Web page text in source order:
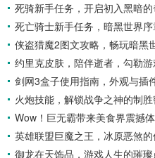
和落点，然后调整
色的视力和反应能
死骑新手任务，开启初入黑暗
死亡骑士新手任务，暗黑世界
侠盗猎魔2图文攻略，畅玩暗黑
约里克皮肤，陪伴逝者，勾勒
剑网3盒子使用指南，外观与插
火炮技能，解锁战争之神的制
Wow！巨无霸带来美食界震撼
英雄联盟巨魔之王，冰原恶煞
御龙在天饰品，游戏人生的璀璨